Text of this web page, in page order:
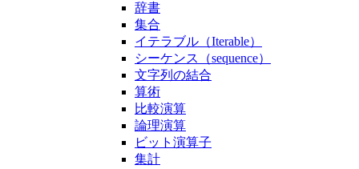
辞書
集合
イテラブル（Iterable）
シーケンス（sequence）
文字列の結合
算術
比較演算
論理演算
ビット演算子
集計